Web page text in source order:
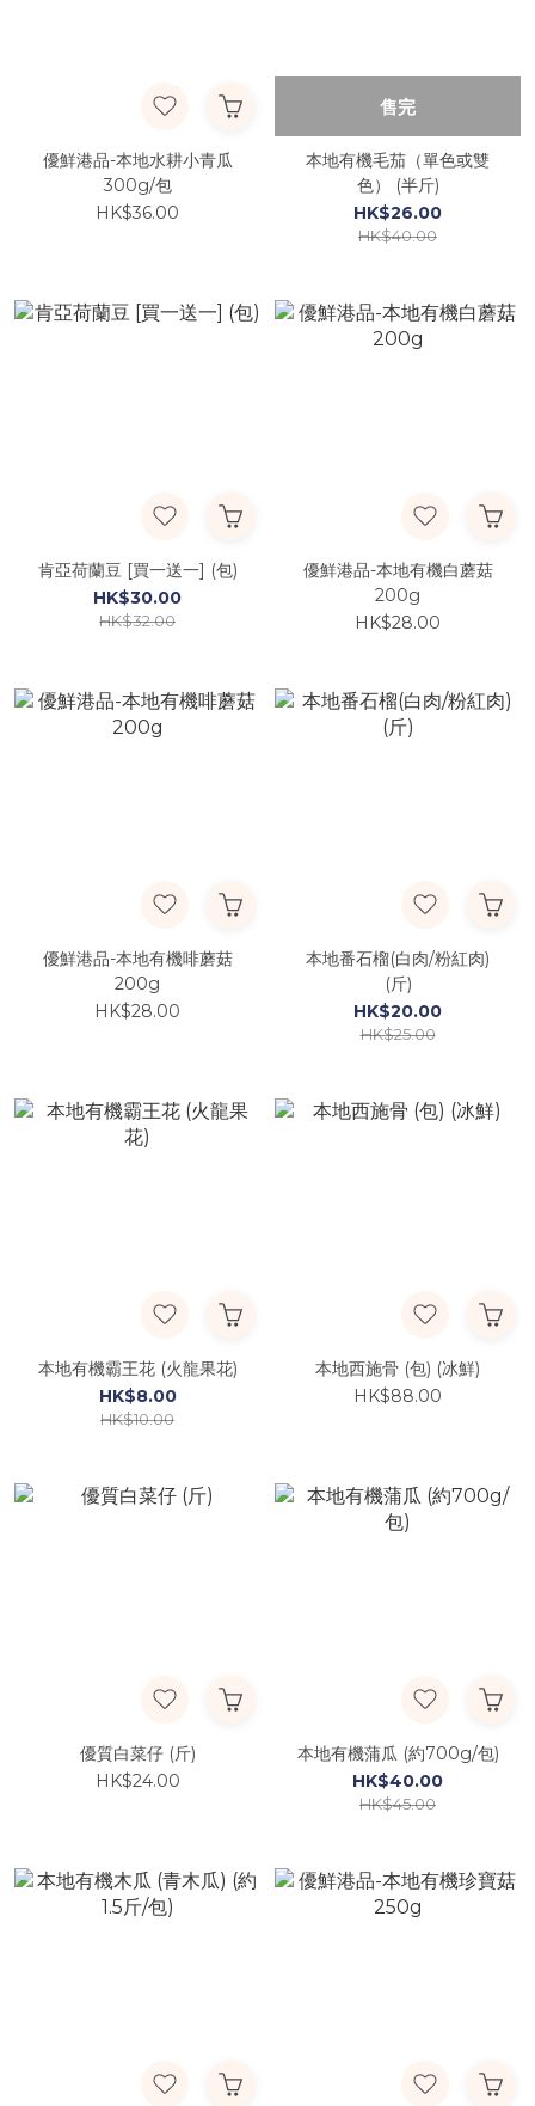
優鮮港品-本地水耕小青瓜
300g/包
HK$36.00
售完
本地有機毛茄（單色或雙
色） (半斤)
HK$26.00
HK$40.00
肯亞荷蘭豆 [買一送一] (包)
HK$30.00
HK$32.00
優鮮港品-本地有機白蘑菇
200g
HK$28.00
優鮮港品-本地有機啡蘑菇
200g
HK$28.00
本地番石榴(白肉/粉紅肉)
(斤)
HK$20.00
HK$25.00
本地有機霸王花 (火龍果花)
HK$8.00
HK$10.00
本地西施骨 (包) (冰鮮)
HK$88.00
優質白菜仔 (斤)
HK$24.00
本地有機蒲瓜 (約700g/包)
HK$40.00
HK$45.00